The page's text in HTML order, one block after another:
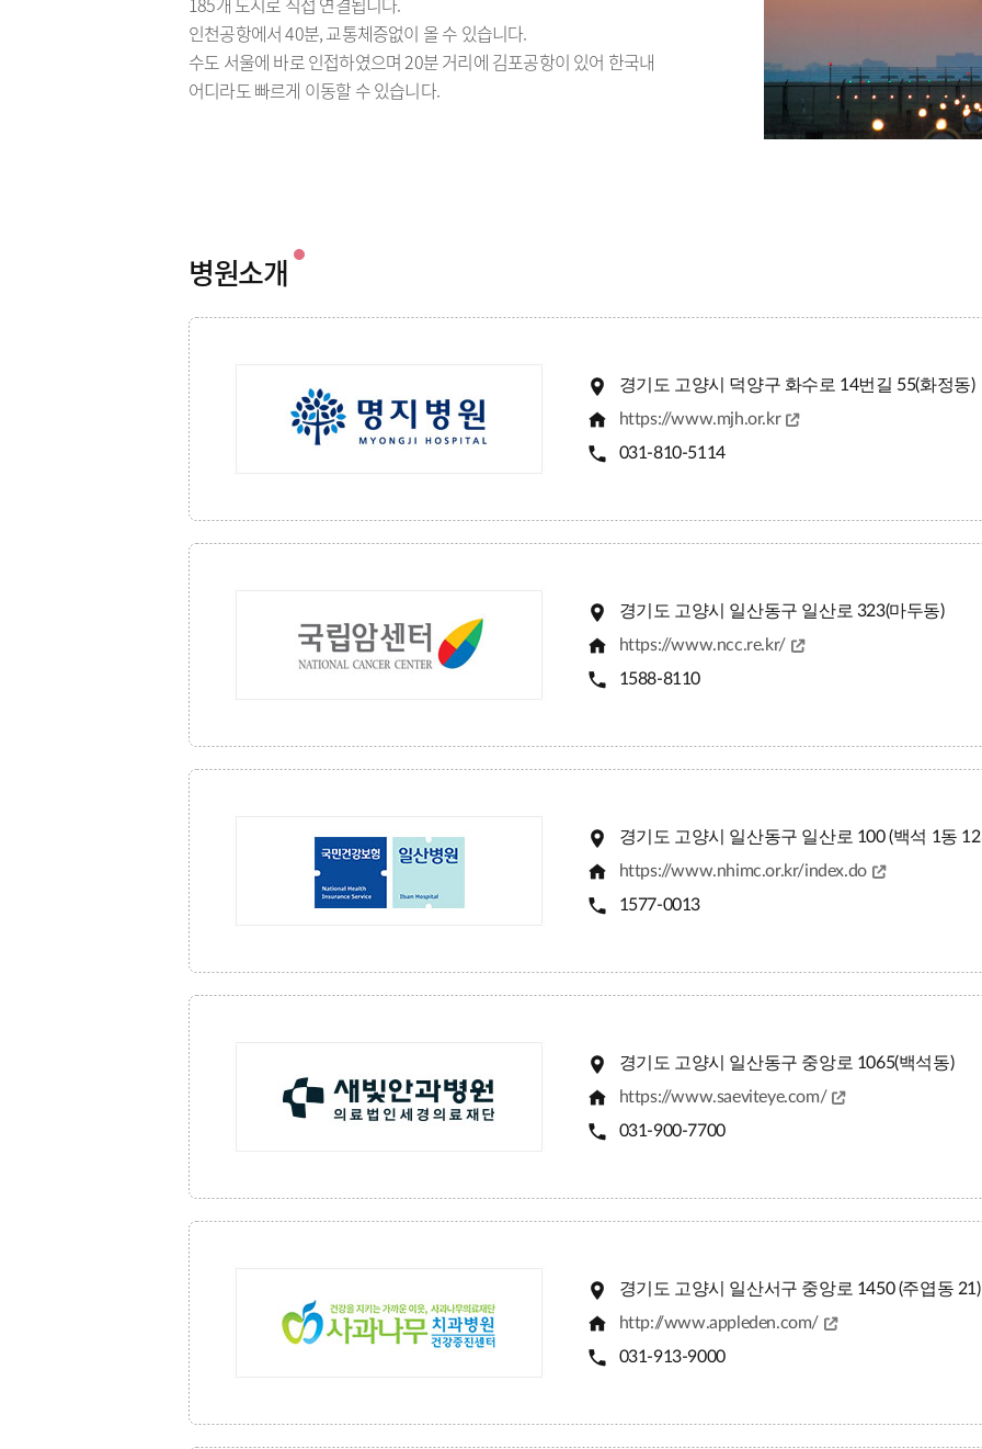
인천공항에서 40분, 교통체증없이 올 수 있습니다.
수도 서울에 바로 인접하였으며 20분 거리에 김포공항이 있어 한국내
어디라도 빠르게 이동할 수 있습니다.
병원소개
경기도 고양시 덕양구 화수로 14번길 55(화정동)
https://www.mjh.or.kr
031-810-5114
경기도 고양시 일산동구 일산로 323(마두동)
https://www.ncc.re.kr/
1588-8110
경기도 고양시 일산동구 일산로 100 (백석 1동
https://www.nhimc.or.kr/index.do
1577-0013
경기도 고양시 일산동구 중앙로 1065(백석동)
https://www.saeviteye.com/
031-900-7700
경기도 고양시 일산서구 중앙로 1450 (주엽동 21)
http://www.appleden.com/
031-913-9000